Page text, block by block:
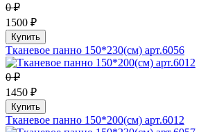
0 ₽
1500 ₽
Купить
Тканевое панно 150*230(см) арт.6056
0 ₽
1450 ₽
Купить
Тканевое панно 150*200(см) арт.6012